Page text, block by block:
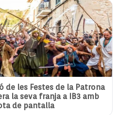
de les Festes de la Patrona
la seva franja a IB3 amb
de pantalla